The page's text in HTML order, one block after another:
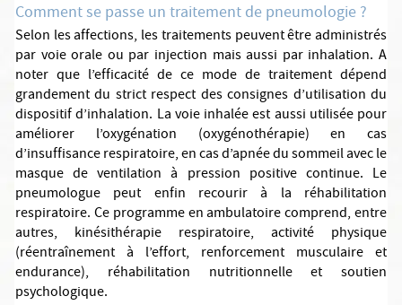
Comment se passe un traitement de pneumologie ?
Selon les affections, les traitements peuvent être administrés
par voie orale ou par injection mais aussi par inhalation. A
noter que l’efficacité de ce mode de traitement dépend
grandement du strict respect des consignes d’utilisation du
dispositif d’inhalation. La voie inhalée est aussi utilisée pour
améliorer l’oxygénation (oxygénothérapie) en cas
d’insuffisance respiratoire, en cas d’apnée du sommeil avec le
masque de ventilation à pression positive continue. Le
pneumologue peut enfin recourir à la réhabilitation
respiratoire. Ce programme en ambulatoire comprend, entre
autres, kinésithérapie respiratoire, activité physique
(réentraînement à l’effort, renforcement musculaire et
endurance), réhabilitation nutritionnelle et soutien
psychologique.